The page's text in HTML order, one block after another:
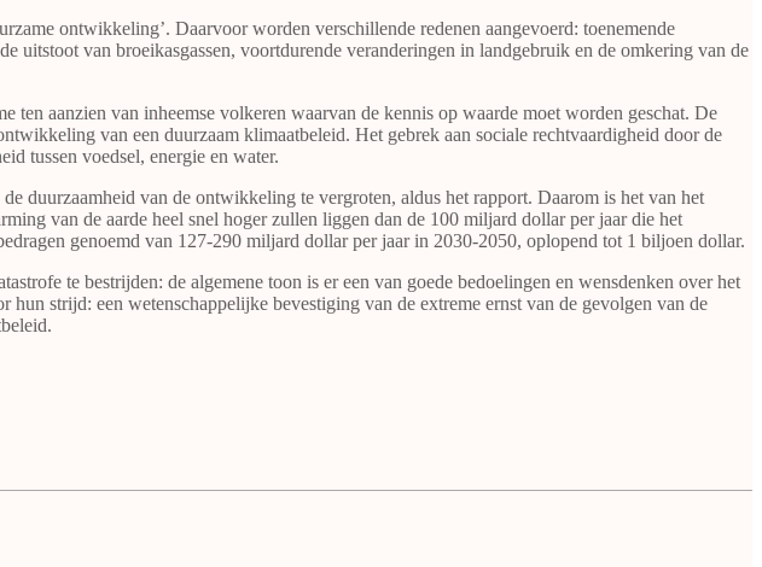
ontwikkeling’. Daarvoor worden verschillende redenen aangevoerd: toenemende
uitstoot van broeikasgassen, voortdurende veranderingen in landgebruik en de omkering van de
aanzien van inheemse volkeren waarvan de kennis op waarde moet worden geschat. De
van een duurzaam klimaatbeleid. Het gebrek aan sociale rechtvaardigheid door de
tussen voedsel, energie en water.
duurzaamheid van de ontwikkeling te vergroten, aldus het rapport. Daarom is het van het
van de aarde heel snel hoger zullen liggen dan de 100 miljard dollar per jaar die het
genoemd van 127-290 miljard dollar per jaar in 2030-2050, oplopend tot 1 biljoen dollar.
te bestrijden: de algemene toon is er een van goede bedoelingen en wensdenken over het
strijd: een wetenschappelijke bevestiging van de extreme ernst van de gevolgen van de